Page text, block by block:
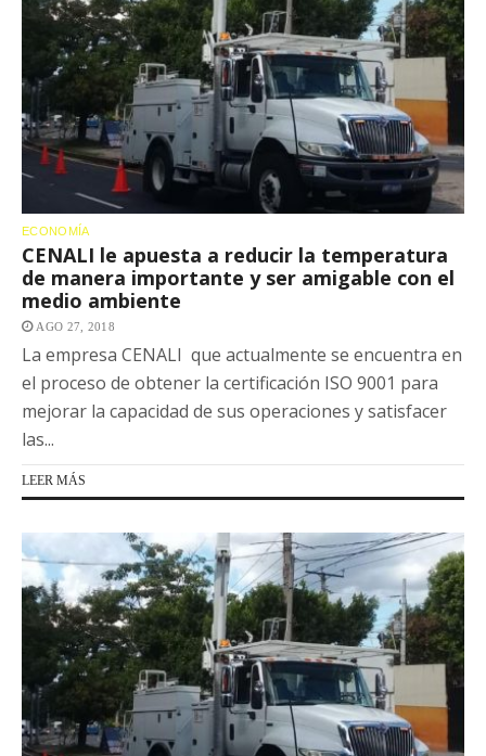
ECONOMÍA
CENALI le apuesta a reducir la temperatura
de manera importante y ser amigable con el
medio ambiente
AGO 27, 2018
La empresa CENALI que actualmente se encuentra en
el proceso de obtener la certificación ISO 9001 para
mejorar la capacidad de sus operaciones y satisfacer
las...
LEER MÁS